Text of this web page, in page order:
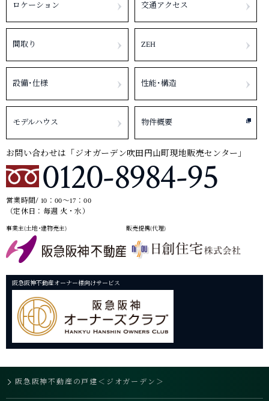
ロケーション 交通アクセス
間取り ZEH
設備･仕様 性能･構造
モデルハウス 物件概要
お問い合わせは「ジオガーデン吹田円山町現地販売センター」
0120-8984-95
営業時間/ 10：00～17：00
（定休日：毎週 火・水）
事業主(土地･建物売主) 販売提携(代理)
阪急阪神不動産オーナー様向けサービス
阪急阪神不動産の戸建＜ジオガーデン＞